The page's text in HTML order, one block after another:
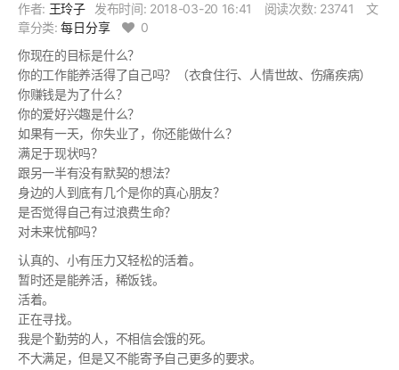
作者: 王玲子 发布时间: 2018-03-20 16:41 阅读次数: 23741
文
章分类:每日分享
0
你现在的目标是什么？
你的工作能养活得了自己吗？（衣食住行、人情世故、伤痛疾病）
你赚钱是为了什么？
你的爱好兴趣是什么？
如果有一天，你失业了，你还能做什么？
满足于现状吗？
跟另一半有没有默契的想法？
身边的人到底有几个是你的真心朋友？
是否觉得自己有过浪费生命？
对未来忧郁吗？
认真的、小有压力又轻松的活着。
暂时还是能养活，稀饭钱。
活着。
正在寻找。
我是个勤劳的人，不相信会饿的死。
不大满足，但是又不能寄予自己更多的要求。